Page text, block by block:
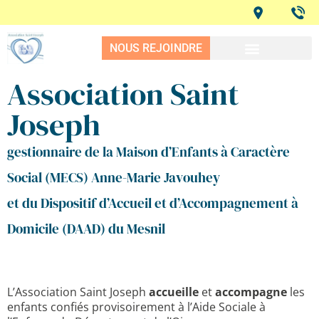
NOUS REJOINDRE
Association Saint
Joseph
gestionnaire de la Maison d’Enfants à Caractère
Social (MECS) Anne-Marie Javouhey
et du Dispositif d’Accueil et d’Accompagnement à
Domicile (DAAD) du Mesnil
L’Association Saint Joseph accueille etaccompagne les
enfants confiés provisoirement à l’Aide Sociale à